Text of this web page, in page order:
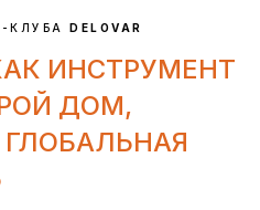
КЛУБА DELOVAR
ИНСТРУМЕНТ
ДОМ,